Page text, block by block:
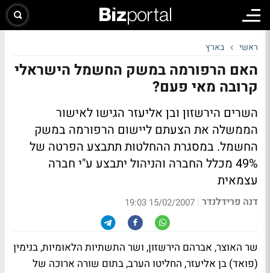
ראשי בארץ
האם הרפורמה במשק החשמל הישראלי
קרובה מאי פעם?
השרים הירשזון ובן אליעזר הגישו לאישור
הממשלה את הצעתם ליישום הרפורמה במשק
החשמל. במסגרת ההחלטות תתבצע הפרטה של
49% מכלל החברה והניהול יתבצע ע"י חברה
עצמאית
דנה פרידלנדר |
15/02/2007 19:03
שר האוצר, אברהם הירשזון, ושר התשתיות הלאומיות, בנימין
(פואד) בן אליעזר, החליטו הערב, בתום שורה ארוכה של